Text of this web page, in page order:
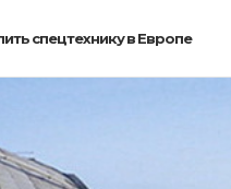
спецтехнику в Европе